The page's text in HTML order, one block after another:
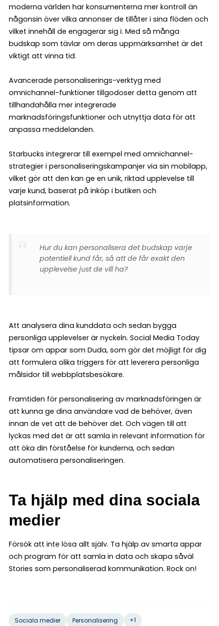
moderna världen har konsumenterna mer kontroll än
någonsin över vilka annonser de tillåter i sina flöden och
vilket innehåll de engagerar sig i. Med så många
budskap som tävlar om deras uppmärksamhet är det
viktigt att vinna tid.
Avancerade personaliserings-verktyg med
omnichannel-funktioner tillgodoser detta genom att
tillhandahålla mer integrerade
marknadsföringsfunktioner och utnyttja data för att
anpassa meddelanden.
Starbucks integrerar till exempel med omnichannel-
strategier i personaliseringskampanjer via sin mobilapp,
vilket gör att den kan ge en unik, riktad upplevelse till
varje kund, baserat på inköp i butiken och
platsinformation.
Hur du kan personalisera det budskap varje
potentiell kund får, så att de får exakt den
upplevelse just de vill ha?
Att analysera dina kunddata och sedan bygga
personliga upplevelser är nyckeln. Social Media Today
tipsar om appar som Duda, som gör det möjligt för dig
att formulera olika triggers för att leverera personliga
målsidor till webbplatsbesökare.
Framtiden för personalisering av marknadsföringen är
att kunna ge dina användare vad de behöver, även
innan de vet att de behöver det. Och vägen till att
lyckas med det är att samla in relevant information för
att öka din förståelse för kunderna, och sedan
automatisera personaliseringen.
Ta hjälp med dina sociala
medier
Försök att inte lösa allt själv. Ta hjälp av smarta appar
och program för att samla in data och skapa såväl
Stories som personaliserad kommunikation. Rock on!
Sociala medier Personalisering +1